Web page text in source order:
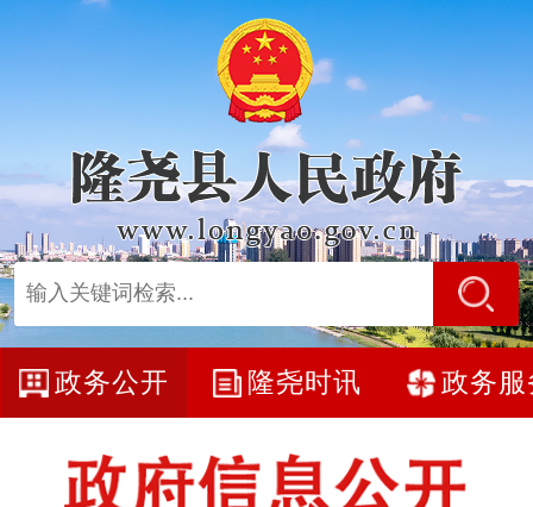
政务公开 隆尧时讯 政务服